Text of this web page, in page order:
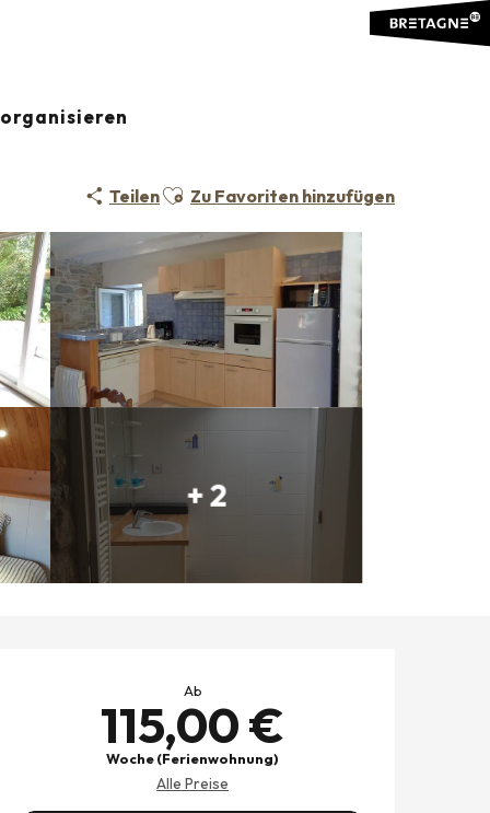
TeilenAjouter aux favoris
Zu Favoriten hinzufügen
+ 2
&
Ab
115,00 €
Woche (Ferienwohnung)
Alle Preise